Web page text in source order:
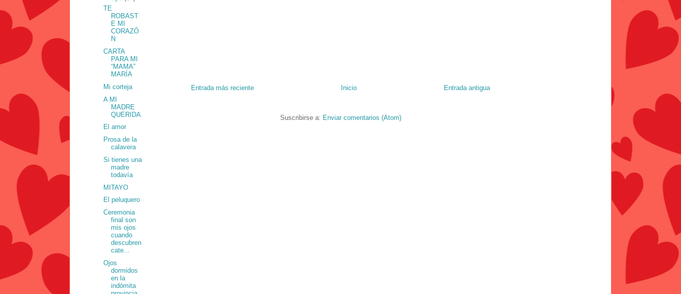
Entrada más reciente Entrada antigua
Inicio
Suscribirse a: Enviar comentarios (Atom)
TE
ROBAST
E MI
CORAZÓ
N
CARTA
PARA MI
“MAMA”
MARÍA
Mi corteja
A MI
MADRE
QUERIDA
El amor
Prosa de la
calavera
Si tienes una
madre
todavía
MITAYO
El peluquero
Ceremonia
final son
mis ojos
cuando
descubren
cate...
Ojos
dormidos
en la
indómita